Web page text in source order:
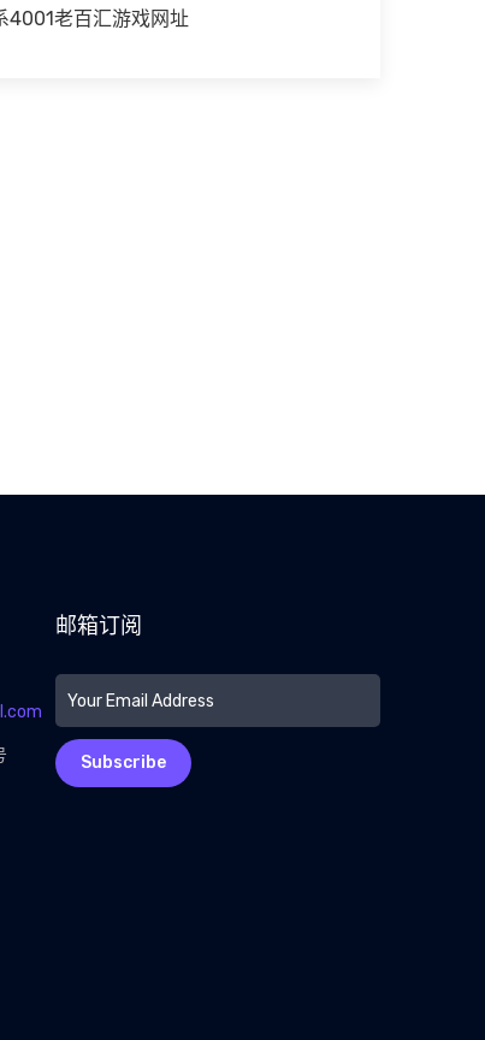
4001老百汇游戏网址
邮箱订阅
Subscribe